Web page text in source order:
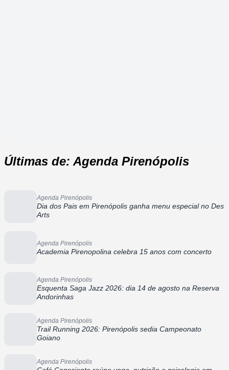
Últimas de: Agenda Pirenópolis
Agenda Pirenópolis
Dia dos Pais em Pirenópolis ganha menu especial no Des
Arts
Agenda Pirenópolis
Academia Pirenopolina celebra 15 anos com concerto
Agenda Pirenópolis
Esquenta Saga Jazz 2026: dia 14 de agosto na Reserva
Andorinhas
Agenda Pirenópolis
Trail Running 2026: Pirenópolis sedia Campeonato
Goiano
Agenda Pirenópolis